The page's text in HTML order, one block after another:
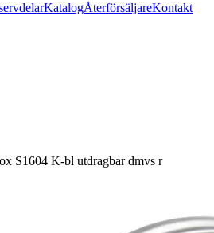
KatalogÅterförsäljareKontakt
S1604 K-bl utdragbar dmvs r